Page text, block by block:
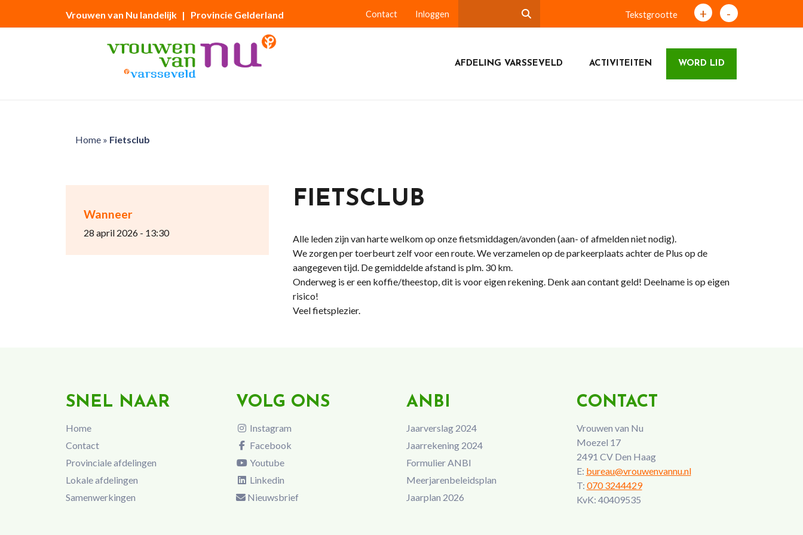
Vrouwen van Nu landelijk | Provincie Gelderland Contact Inloggen Tekstgrootte + -
AFDELING VARSSEVELD ACTIVITEITEN WORD LID
Home» Fietsclub
Wanneer
28 april 2026 - 13:30
FIETSCLUB
Alle leden zijn van harte welkom op onze fietsmiddagen/avonden (aan- of afmelden niet nodig).
We zorgen per toerbeurt zelf voor een route. We verzamelen op de parkeerplaats achter de Plus op de
aangegeven tijd. De gemiddelde afstand is plm. 30 km.
Onderweg is er een koffie/theestop, dit is voor eigen rekening. Denk aan contant geld! Deelname is op eigen
risico!
Veel fietsplezier.
SNEL NAAR
Home
Contact
Provinciale afdelingen
Lokale afdelingen
Samenwerkingen
VOLG ONS
Instagram
Facebook
Youtube
Linkedin
Nieuwsbrief
ANBI
Jaarverslag 2024
Jaarrekening 2024
Formulier ANBI
Meerjarenbeleidsplan
Jaarplan 2026
CONTACT
Vrouwen van Nu
Moezel 17
2491 CV Den Haag
E: bureau@vrouwenvannu.nl
T: 070 3244429
KvK: 40409535